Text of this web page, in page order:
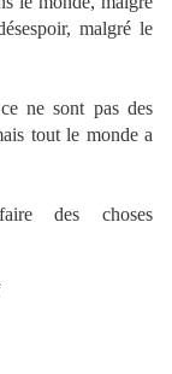
malgré le
ne sont pas des
tout le monde a
des choses